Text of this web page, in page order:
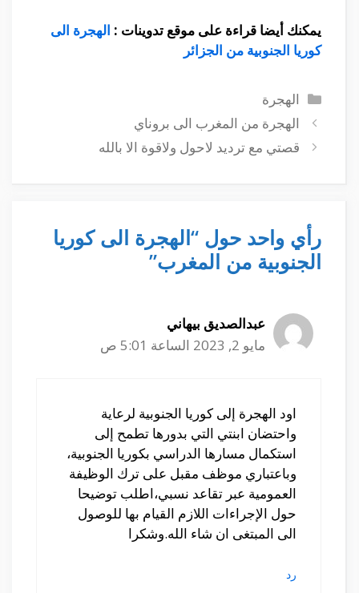
يمكنك أيضا قراءة على موقع تدوينات : الهجرة الى
كوريا الجنوبية من الجزائر
التصنيفات
الهجرة
الهجرة من المغرب الى بروناي
قصتي مع ترديد لاحول ولاقوة الا بالله
رأي واحد حول “الهجرة الى كوريا
الجنوبية من المغرب”
عبدالصديق بيهاني
مايو 2, 2023 الساعة 5:01 ص
اود الهجرة إلى كوريا الجنوبية لرعاية
واحتضان ابنتي التي بدورها تطمح إلى
استكمال مسارها الدراسي بكوريا الجنوبية،
وباعتباري موظف مقبل على ترك الوظيفة
العمومية عبر تقاعد نسبي،اطلب توضيحا
حول الإجراءات اللازم القيام بها للوصول
الى المبتغى ان شاء الله.وشكرا
رد